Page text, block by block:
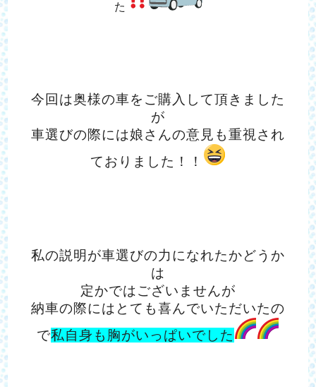
た
今回は奥様の車をご購入して頂きました
が
車選びの際には娘さんの意見も重視され
ておりました！！
私の説明が車選びの力になれたかどうか
は
定かではございませんが
納車の際にはとても喜んでいただいたの
で私自身も胸がいっぱいでした